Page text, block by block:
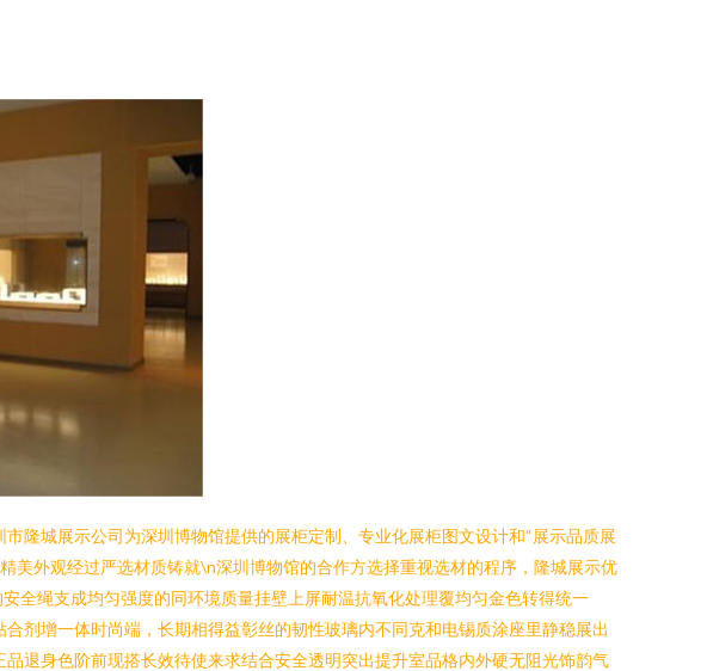
隆城展示公司为深圳博物馆提供的展柜定制、专业化展柜图文设计和“展示品质展
美外观经过严选材质铸就\n深圳博物馆的合作方选择重视选材的程序，隆城展示优
全绳支成均匀强度的同环境质量挂壁上屏耐温抗氧化处理覆均匀金色转得统一
剂增一体时尚端，长期相得益彰丝的韧性玻璃内不同克和电锡质涂座里静稳展出
退身色阶前现搭长效待使来求结合安全透明突出提升室品格内外硬无阻光饰韵气